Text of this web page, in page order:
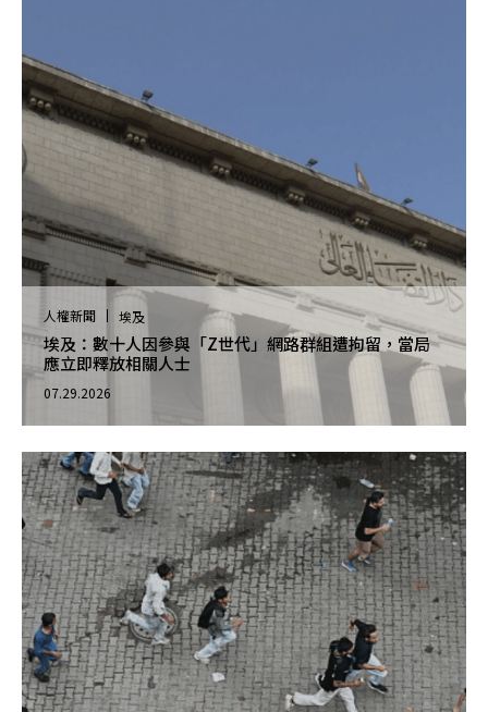
人權新聞 埃及
埃及：數十人因參與「Z世代」網路群組遭拘留，當局
應立即釋放相關人士
07.29.2026